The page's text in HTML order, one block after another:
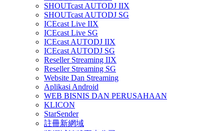
SHOUTcast AUTODJ IIX
SHOUTcast AUTODJ SG
ICEcast Live IIX
ICEcast Live SG
ICEcast AUTODJ IIX
ICEcast AUTODJ SG
Reseller Streaming IIX
Reseller Streaming SG
Website Dan Streaming
Aplikasi Android
WEB BISNIS DAN PERUSAHAAN
KLICON
StarSender
註冊新網域